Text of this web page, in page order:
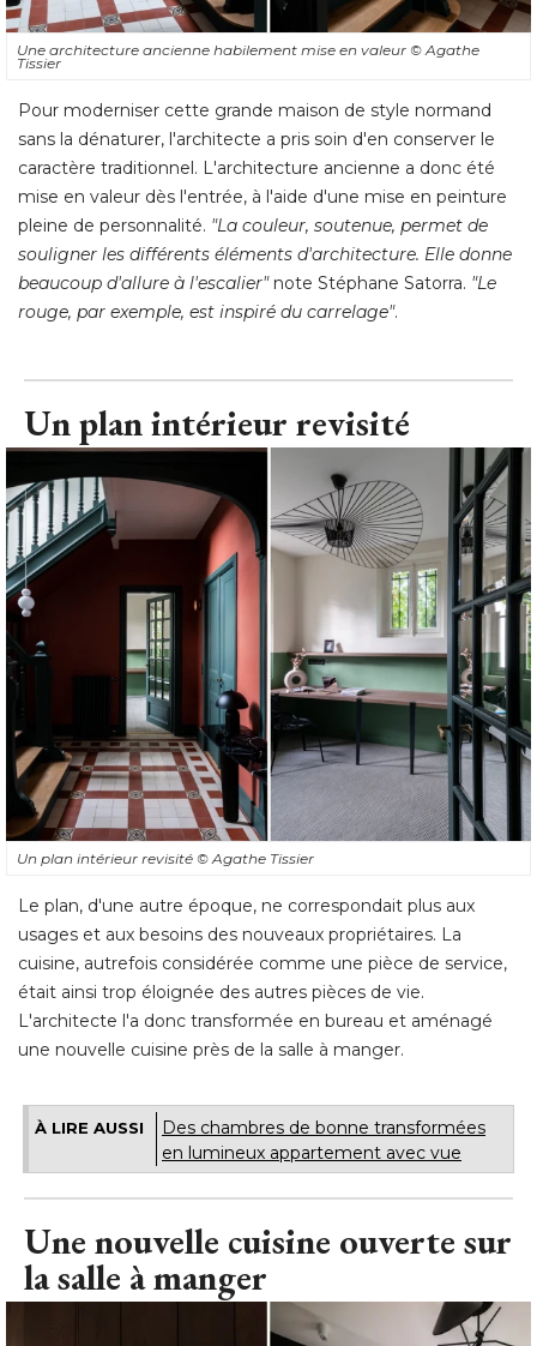
Une architecture ancienne habilement mise en valeur © Agathe
Tissier
Pour moderniser cette grande maison de style normand
sans la dénaturer, l'architecte a pris soin d'en conserver le
caractère traditionnel. L'architecture ancienne a donc été
mise en valeur dès l'entrée, à l'aide d'une mise en peinture
pleine de personnalité. "La couleur, soutenue, permet de
souligner les différents éléments d'architecture. Elle donne
beaucoup d'allure à l'escalier" note Stéphane Satorra. "Le
rouge, par exemple, est inspiré du carrelage".
Un plan intérieur revisité
Un plan intérieur revisité © Agathe Tissier
Le plan, d'une autre époque, ne correspondait plus aux
usages et aux besoins des nouveaux propriétaires. La
cuisine, autrefois considérée comme une pièce de service,
était ainsi trop éloignée des autres pièces de vie.
L'architecte l'a donc transformée en bureau et aménagé
une nouvelle cuisine près de la salle à manger.
À LIRE AUSSI
Des chambres de bonne transformées
en lumineux appartement avec vue
Une nouvelle cuisine ouverte sur
la salle à manger